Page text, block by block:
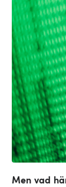
Men vad